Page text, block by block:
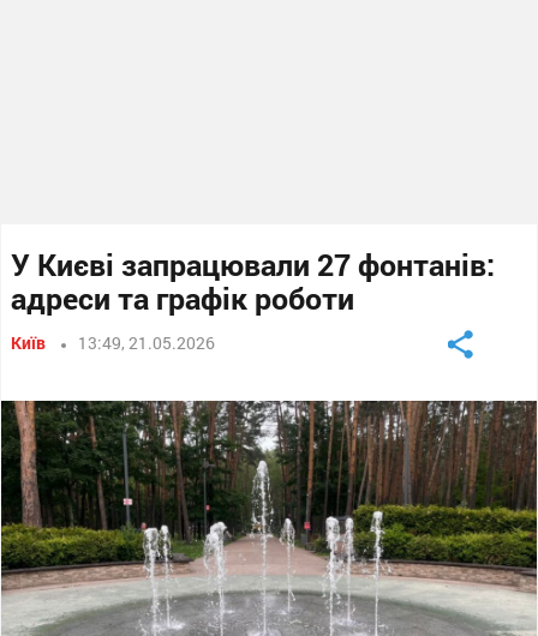
У Києві запрацювали 27 фонтанів:
адреси та графік роботи
Київ 13:49, 21.05.2026